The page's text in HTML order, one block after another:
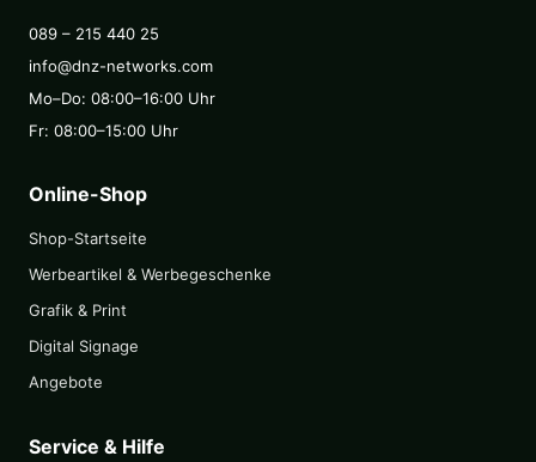
089 – 215 440 25
info@dnz-networks.com
Mo–Do: 08:00–16:00 Uhr
Fr: 08:00–15:00 Uhr
Online-Shop
Shop-Startseite
Werbeartikel & Werbegeschenke
Grafik & Print
Digital Signage
Angebote
Service & Hilfe